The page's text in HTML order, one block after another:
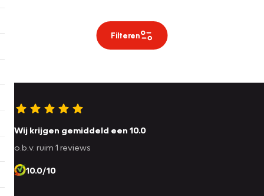
Filteren
Wij krijgen gemiddeld een 10.0
o.b.v. ruim 1 reviews
10.0/10